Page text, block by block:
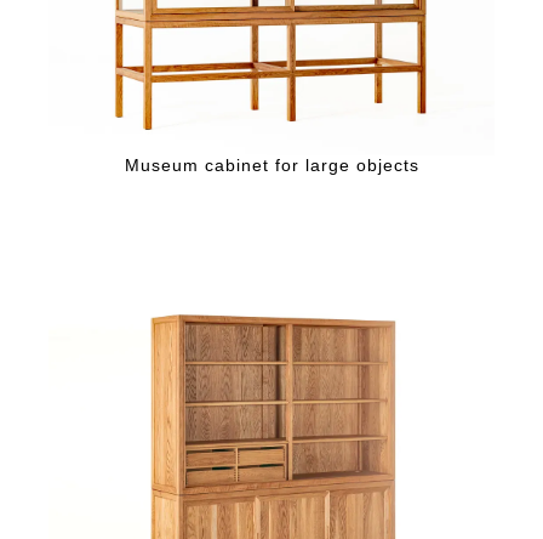
Museum cabinet for large objects